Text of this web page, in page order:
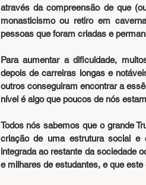
através da compreensão de que
monasticismo ou retiro em
pessoas que foram criadas e
Para aumentar a dificuldade,
depois de carreiras longas e
outros conseguiram encontrar a
nível é algo que poucos de nós
Todos nós sabemos que o grande
criação de uma estrutura social e
integrada ao restante da sociedade
e milhares de estudantes, e que